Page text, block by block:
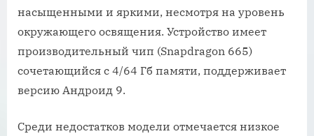
насыщенными и яркими, несмотря на уровень
окружающего освящения. Устройство имеет
производительный чип (Snapdragon 665)
сочетающийся с 4/64 Гб памяти, поддерживает
версию Андроид 9.
Среди недостатков модели отмечается низкое